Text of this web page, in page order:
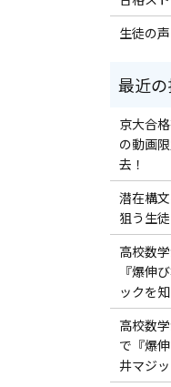
生徒の声
京大合
の動画
去！
潜在構
狙う生
高校数
『爆伸
ックを
高校数
で『爆
井マジ